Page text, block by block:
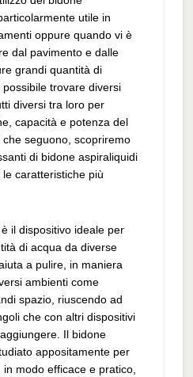
utile in
oppure quando vi è
dal pavimento e dalle
grandi quantità di
trovare diversi
diversi tra loro per
capacità e potenza del
seguono, scopriremo
di bidone aspiraliquidi
caratteristiche più
il dispositivo ideale per
di acqua da diverse
a pulire, in maniera
ambienti come
spazio, riuscendo ad
che con altri dispositivi
Il bidone
appositamente per
modo efficace e pratico,